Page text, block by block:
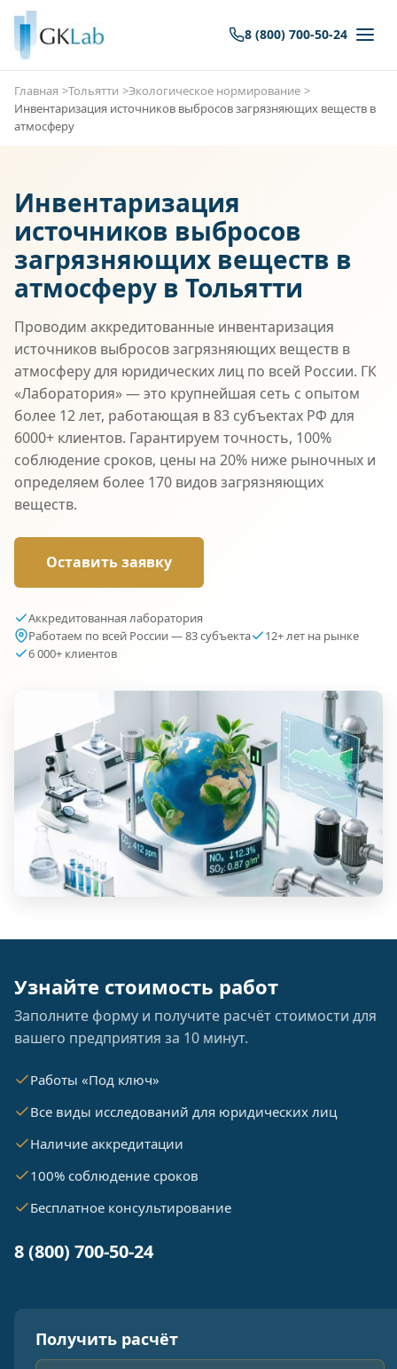
8 (800) 700-50-24
Главная Тольятти
Экологическое нормирование
Инвентаризация источников выбросов загрязняющих веществ в
атмосферу
Инвентаризация
источников выбросов
загрязняющих веществ в
атмосферу в Тольятти
Проводим аккредитованные инвентаризация
источников выбросов загрязняющих веществ в
атмосферу для юридических лиц по всей России. ГК
«Лаборатория» — это крупнейшая сеть с опытом
более 12 лет, работающая в 83 субъектах РФ для
6000+ клиентов. Гарантируем точность, 100%
соблюдение сроков, цены на 20% ниже рыночных и
определяем более 170 видов загрязняющих
веществ.
Оставить заявку
Аккредитованная лаборатория
Работаем по всей России — 83 субъекта
12+ лет на рынке
6 000+ клиентов
Узнайте стоимость работ
Заполните форму и получите расчёт стоимости для
вашего предприятия за 10 минут.
Работы «Под ключ»
Все виды исследований для юридических лиц
Наличие аккредитации
100% соблюдение сроков
Бесплатное консультирование
8 (800) 700-50-24
Получить расчёт